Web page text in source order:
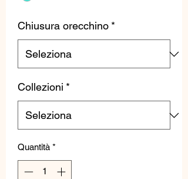
Chiusura orecchino *
Collezioni *
Quantità *